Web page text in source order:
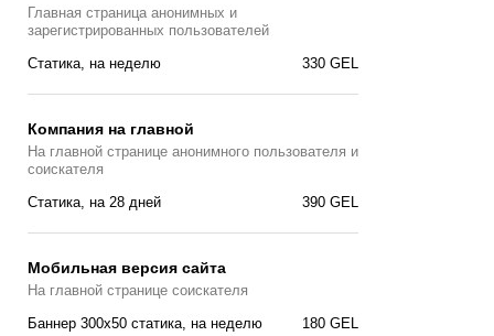
Главная страница анонимных и
зарегистрированных пользователей
330 GEL
Статика, на неделю
Компания на главной
На главной странице анонимного пользователя и
соискателя
390 GEL
Cтатика, на 28 дней
Мобильная версия сайта
На главной странице соискателя
180 GEL
Баннер 300x50 статика, на неделю